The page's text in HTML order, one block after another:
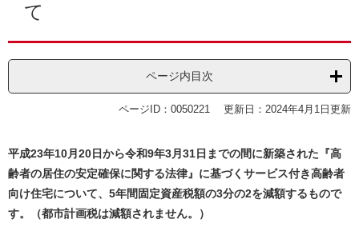
て
ページ内目次
ページID：0050221 更新日：2024年4月1日更新
平成23年10月20日から令和9年3月31日までの間に新築された『高
齢者の居住の安定確保に関する法律』に基づくサービス付き高齢者
向け住宅について、5年間固定資産税額の3分の2を減額するもので
す。（都市計画税は減額されません。）